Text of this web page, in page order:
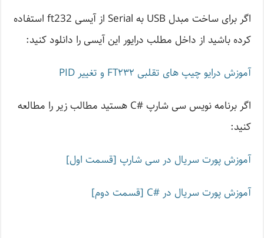
اگر برای ساخت مبدل USB به Serial از آیسی ft232 استفاده
کرده باشید از داخل مطلب درایور این آیسی را دانلود کنید:
آموزش درایو چیپ های تقلبی FT۲۳۲ و تغییر PID
اگر برنامه نویس سی شارپ #C هستید مطالب زیر را مطالعه
کنید:
آموزش پورت سریال در سی شارپ [قسمت اول]
آموزش پورت سریال در #C [قسمت دوم]